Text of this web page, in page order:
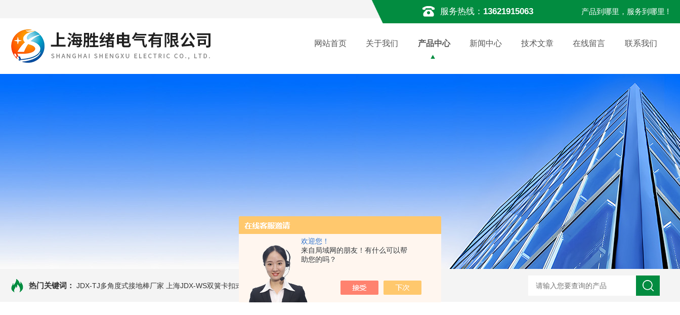
欢迎您！
来自局域网的朋友！有什么可以帮
助您的吗？
服务热线： 13621915063 产品到哪里，服务到哪里 !
网站首页 关于我们 产品中心 新闻中心 技术文章 在线留言 联系我们
热门关键词： JDX-TJ多角度式接地棒厂家 上海JDX-WS双簧卡扣式接地棒 JDX-WL圆口螺旋式（猴头式）接地棒 JDX-S双舌式接地棒价格 HD3400A接地电阻测试仪 S3010数字接地电阻测试仪现货